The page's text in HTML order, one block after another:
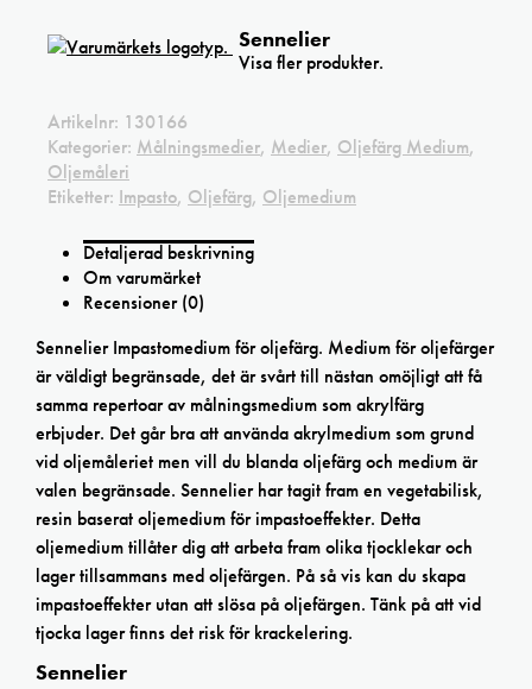
Sennelier
Visa fler produkter.
Artikelnr: 130166
Kategorier: Målningsmedier, Medier, Oljefärg Medium,
Oljemåleri
Etiketter: Impasto, Oljefärg, Oljemedium
Detaljerad beskrivning
Om varumärket
Recensioner (0)
Sennelier Impastomedium för oljefärg. Medium för oljefärger
är väldigt begränsade, det är svårt till nästan omöjligt att få
samma repertoar av målningsmedium som akrylfärg
erbjuder. Det går bra att använda akrylmedium som grund
vid oljemåleriet men vill du blanda oljefärg och medium är
valen begränsade. Sennelier har tagit fram en vegetabilisk,
resin baserat oljemedium för impastoeffekter. Detta
oljemedium tillåter dig att arbeta fram olika tjocklekar och
lager tillsammans med oljefärgen. På så vis kan du skapa
impastoeffekter utan att slösa på oljefärgen. Tänk på att vid
tjocka lager finns det risk för krackelering.
Sennelier